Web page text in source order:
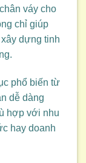
váy cho
chỉ giúp
dựng tinh
phổ biến từ
dễ dàng
hợp với nhu
hay doanh